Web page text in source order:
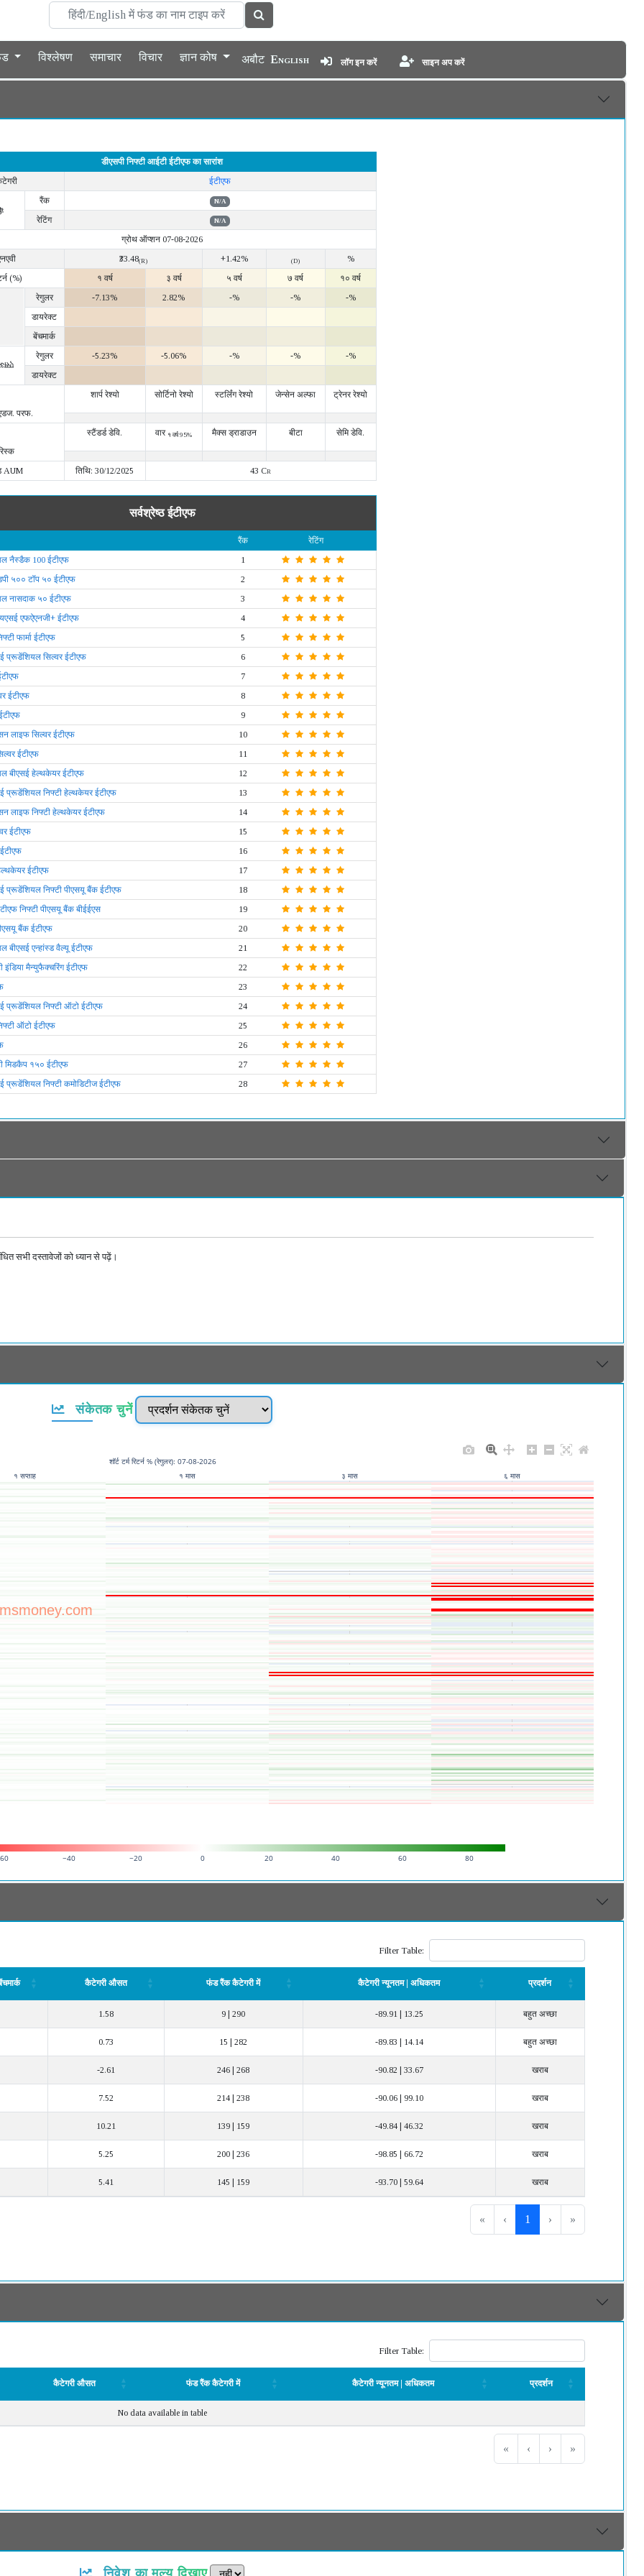
विश्लेषण समाचार विचार ज्ञान कोष अबौट English लॉग इन करें साइन अप करें
डीएसपी निफ्टी आईटी ईटीएफ का सारांश
ईटीएफ
रैंक N/A
रेटिंग N/A
ग्रोथ ऑप्शन 07-08-2026
₹33.48(R) +1.42% (D)
%
(%)
१ वर्ष ३ वर्ष ५ वर्ष ७ वर्ष १० वर्ष
रेगुलर -7.13% 2.82% -% -%
-%
डायरेक्ट
बेंचमार्क
रेगुलर -5.23% -5.06% -% -%
-%
डायरेक्ट
परफ.
शार्प रेश्यो सोर्टिनो रेश्यो स्टर्लिंग रेश्यो जेन्सेन अल्फा ट्रेनर रेश्यो
स्टैंडर्ड डेवि. वार १ वर्ष 95% मैक्स ड्राडाउन बीटा सेमि डेवि.
AUM तिथि: 30/12/2025 43 Cr
सर्वश्रेष्ठ ईटीएफ
रैंक
रेटिंग
नैस्डैक 100 ईटीएफ
1
५०० टॉप ५० ईटीएफ
2
नासदाक ५० ईटीएफ
3
एफऐएनजी+ ईटीएफ
4
फार्मा ईटीएफ
5
सिल्वर ईटीएफ
6
7
ईटीएफ
8
9
लाइफ सिल्वर ईटीएफ
10
ईटीएफ
11
बीएसई हेल्थकेयर ईटीएफ
12
निफ्टी हेल्थकेयर ईटीएफ
13
लाइफ निफ्टी हेल्थकेयर ईटीएफ
14
ईटीएफ
15
16
ईटीएफ
17
निफ्टी पीएसयू बैंक ईटीएफ
18
निफ्टी पीएसयू बैंक बीईईएस
19
बैंक ईटीएफ
20
बीएसई एन्हांस्ड वैल्यू ईटीएफ
21
इंडिया मैन्युफैक्चरिंग ईटीएफ
22
23
निफ्टी ऑटो ईटीएफ
24
ऑटो ईटीएफ
25
26
मिडकैप १५० ईटीएफ
27
निफ्टी कमोडिटीज ईटीएफ
28
सभी दस्तावेजों को ध्यान से पढ़ें।
संकेतक चुनें
१ सप्ताह १ मास ३ मास ६ मास
−40 −20 0 20 40 60 80
शॉर्ट टर्म रिटर्न % (रेगुलर): 07-08-2026
Filter Table:
कैटेगरी औसत फंड रैंक कैटेगरी में कैटेगरी न्यूनतम | अधिकतम प्रदर्शन
1.58 9 | 290 -89.91 | 13.25 बहुत अच्छा
0.73 15 | 282 -89.83 | 14.14 बहुत अच्छा
-2.61 246 | 268 -90.82 | 33.67 खराब
7.52 214 | 238 -90.06 | 99.10 खराब
10.21 139 | 159 -49.84 | 46.32 खराब
5.25 200 | 236 -98.85 | 66.72 खराब
5.41 145 | 159 -93.70 | 59.64 खराब
« ‹ 1 › »
Filter Table:
कैटेगरी औसत फंड रैंक कैटेगरी में कैटेगरी न्यूनतम | अधिकतम प्रदर्शन
No data available in table
« ‹ › »
निवेश का मूल्य दिखाए